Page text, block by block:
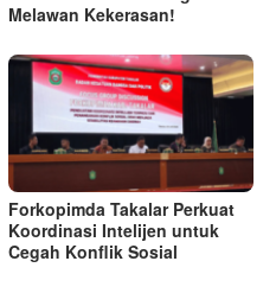
Melawan Kekerasan!
Forkopimda Takalar Perkuat
Koordinasi Intelijen untuk
Cegah Konflik Sosial